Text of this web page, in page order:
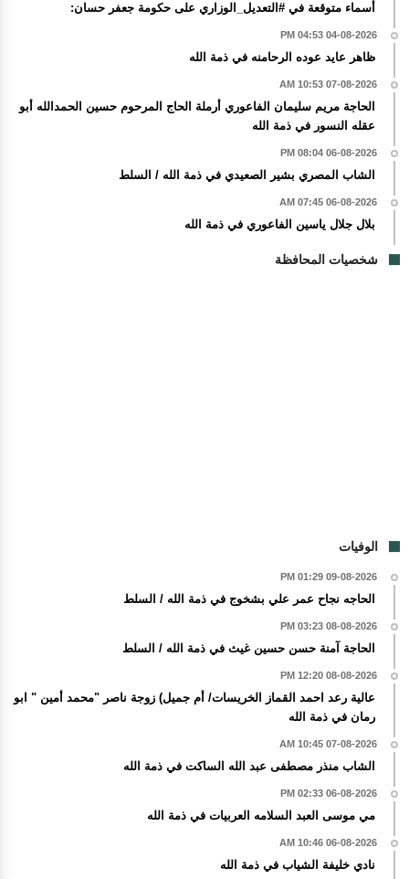
أسماء متوقعة في #التعديل_الوزاري على حكومة جعفر حسان:
04-08-2026 04:53 PM
ظاهر عايد عوده الرحامنه في ذمة الله
07-08-2026 10:53 AM
الحاجة مريم سليمان الفاعوري أرملة الحاج المرحوم حسين الحمدالله أبو
عقله النسور في ذمة الله
06-08-2026 08:04 PM
الشاب المصري بشير الصعيدي في ذمة الله / السلط
06-08-2026 07:45 AM
بلال جلال ياسين الفاعوري في ذمة الله
شخصيات المحافظة
الوفيات
09-08-2026 01:29 PM
الحاجه نجاح عمر علي بشخوج في ذمة الله / السلط
08-08-2026 03:23 PM
الحاجة آمنة حسن حسين غيث في ذمة الله / السلط
08-08-2026 12:20 PM
عالية رعد احمد القماز الخريسات/ أم جميل) زوجة ناصر "محمد أمين " ابو
رمان في ذمة الله
07-08-2026 10:45 AM
الشاب منذر مصطفى عبد الله الساكت في ذمة الله
06-08-2026 02:33 PM
مي موسى العبد السلامه العربيات في ذمة الله
06-08-2026 10:46 AM
نادي خليفة الشياب في ذمة الله